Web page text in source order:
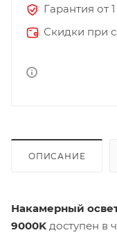
Гарантия от
Скидки при
ОПИСАНИЕ
Накамерный
9000K доступен в